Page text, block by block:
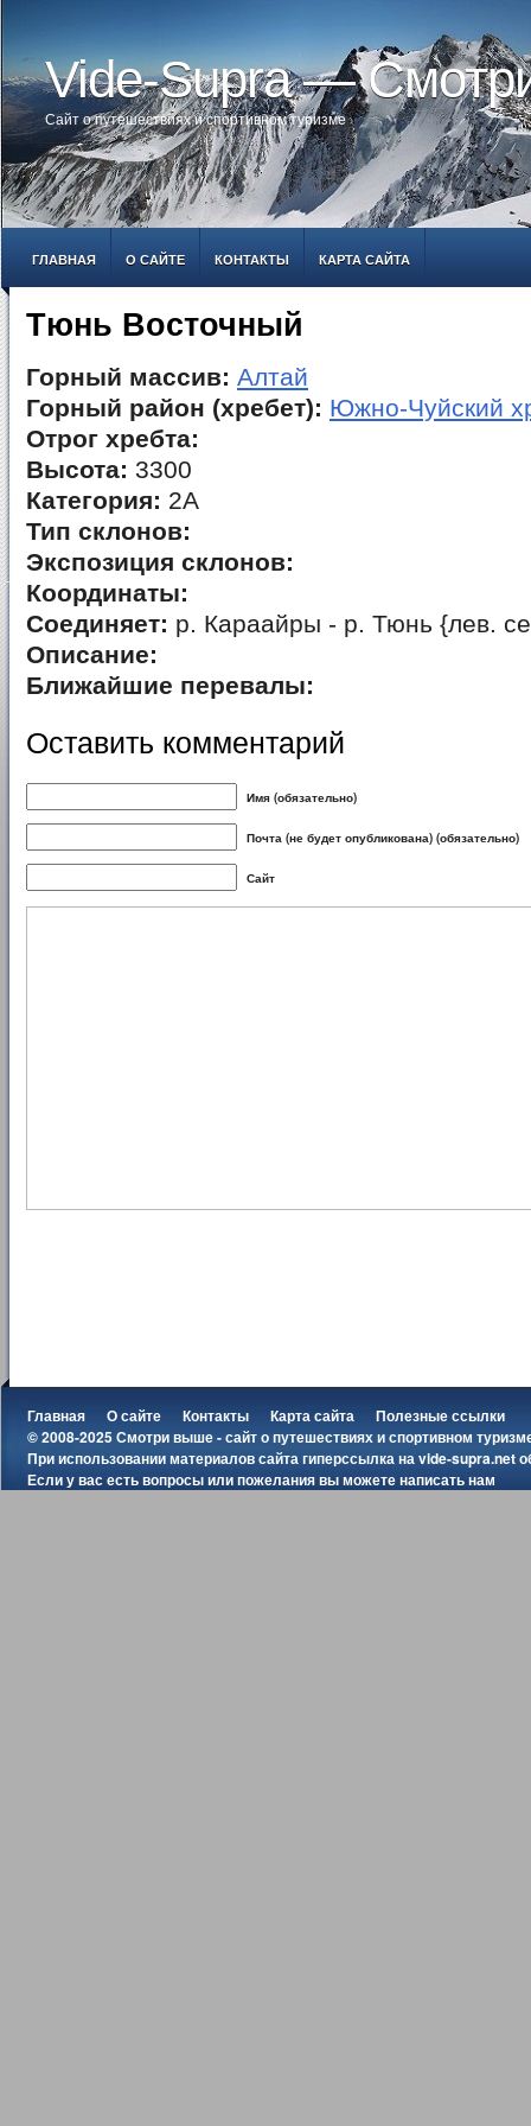
Vide-Supra —
Сайт о путешествиях и спортивном туризме
ГЛАВНАЯ О САЙТЕ КОНТАКТЫ КАРТА САЙТА
Тюнь Восточный
Горный массив: Алтай
Горный район (хребет): Южно-Чуйский
Отрог хребта:
Высота: 3300
Категория: 2А
Тип склонов:
Экспозиция склонов:
Координаты:
Соединяет: р. Караайры - р. Тюнь {лев.
Описание:
Ближайшие перевалы:
Оставить комментарий
Имя (обязательно)
Почта (не будет опубликована) (обязательно)
Сайт
Главная О сайте Контакты Карта сайта
Полезные ссылки
© 2008-2025 Смотри выше - сайт о путешествиях и спортивном
При использовании материалов сайта гиперссылка наvide-supra.net
Если у вас есть вопросы или пожелания вы можетенаписать нам